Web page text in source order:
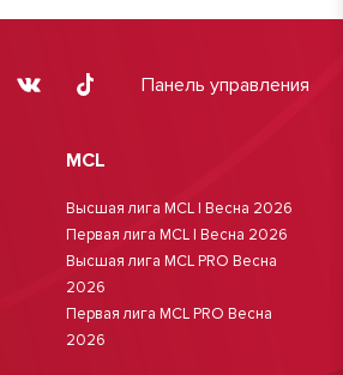
Панель управления
MCL
Высшая лига MCL | Весна 2026
Первая лига MCL | Весна 2026
Высшая лига MCL PRO Весна
2026
Первая лига MCL PRO Весна
2026